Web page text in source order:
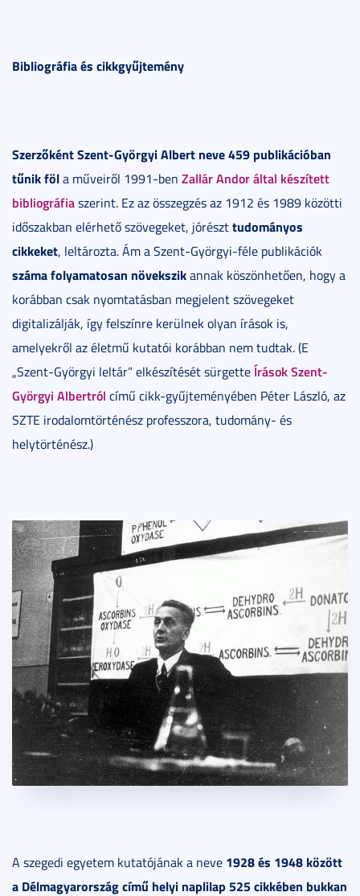
Bibliográfia és cikkgyűjtemény
Szerzőként Szent-Györgyi Albert neve 459 publikációban
tűnik föla műveiről 1991-ben Zallár Andor által készített
bibliográfiaszerint. Ez az összegzés az 1912 és 1989 közötti
időszakban elérhető szövegeket, jórészttudományos
cikkeket, leltározta. Ám a Szent-Györgyi-féle publikációk
száma folyamatosan növekszikannak köszönhetően, hogy a
korábban csak nyomtatásban megjelent szövegeket
digitalizálják, így felszínre kerülnek olyan írások is,
amelyekről az életmű kutatói korábban nem tudtak. (E
„Szent-Györgyi leltár” elkészítését sürgetteÍrások Szent-
Györgyi Albertról című cikk-gyűjteményében Péter László, az
SZTE irodalomtörténész professzora, tudomány- és
helytörténész.)
A szegedi egyetem kutatójának a neve 1928 és 1948 között
a Délmagyarország című helyi naplilap 525 cikkében bukkan